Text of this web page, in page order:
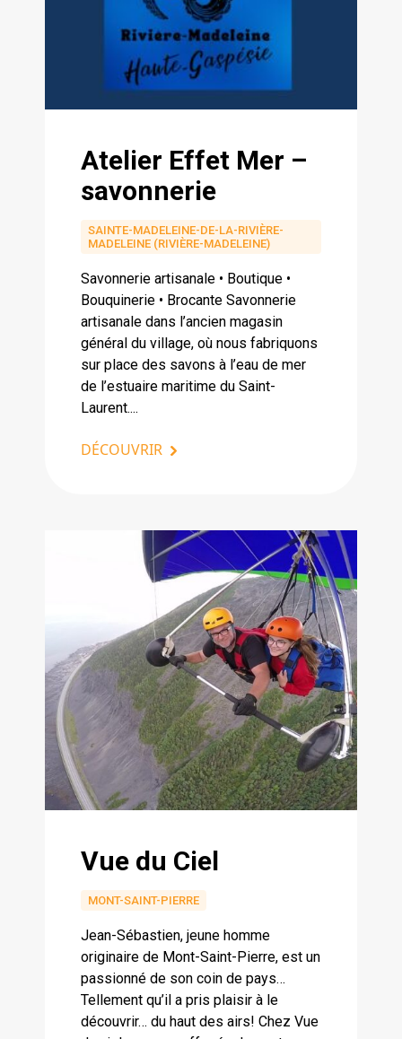
Atelier Effet Mer –
savonnerie
SAINTE-MADELEINE-DE-LA-RIVIÈRE-
MADELEINE (RIVIÈRE-MADELEINE)
Savonnerie artisanale • Boutique •
Bouquinerie • Brocante Savonnerie
artisanale dans l’ancien magasin
général du village, où nous fabriquons
sur place des savons à l’eau de mer
de l’estuaire maritime du Saint-
Laurent....
DÉCOUVRIR
Vue du Ciel
MONT-SAINT-PIERRE
Jean-Sébastien, jeune homme
originaire de Mont-Saint-Pierre, est un
passionné de son coin de pays…
Tellement qu’il a pris plaisir à le
découvrir… du haut des airs! Chez Vue